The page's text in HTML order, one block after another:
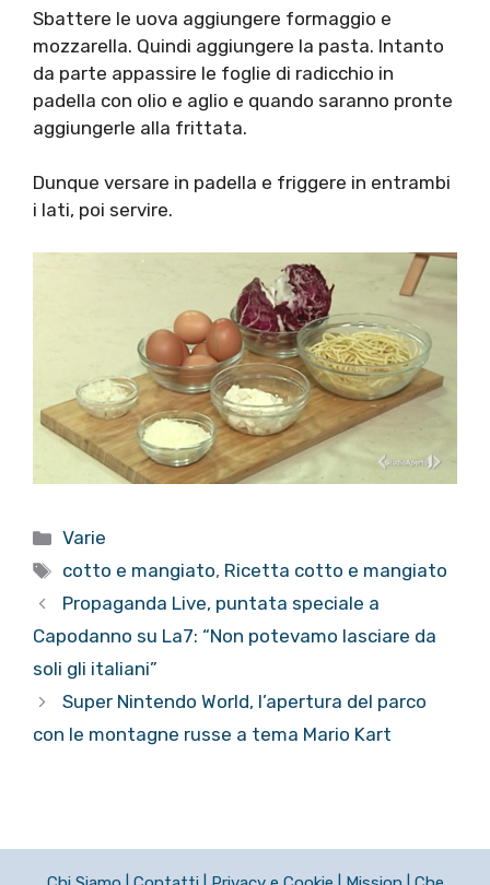
Sbattere le uova aggiungere formaggio e
mozzarella. Quindi aggiungere la pasta. Intanto
da parte appassire le foglie di radicchio in
padella con olio e aglio e quando saranno pronte
aggiungerle alla frittata.
Dunque versare in padella e friggere in entrambi
i lati, poi servire.
Categorie
Varie
Tag
cotto e mangiato, Ricetta cotto e mangiato
Propaganda Live, puntata speciale a
Capodanno su La7: “Non potevamo lasciare da
soli gli italiani”
Super Nintendo World, l’apertura del parco
con le montagne russe a tema Mario Kart